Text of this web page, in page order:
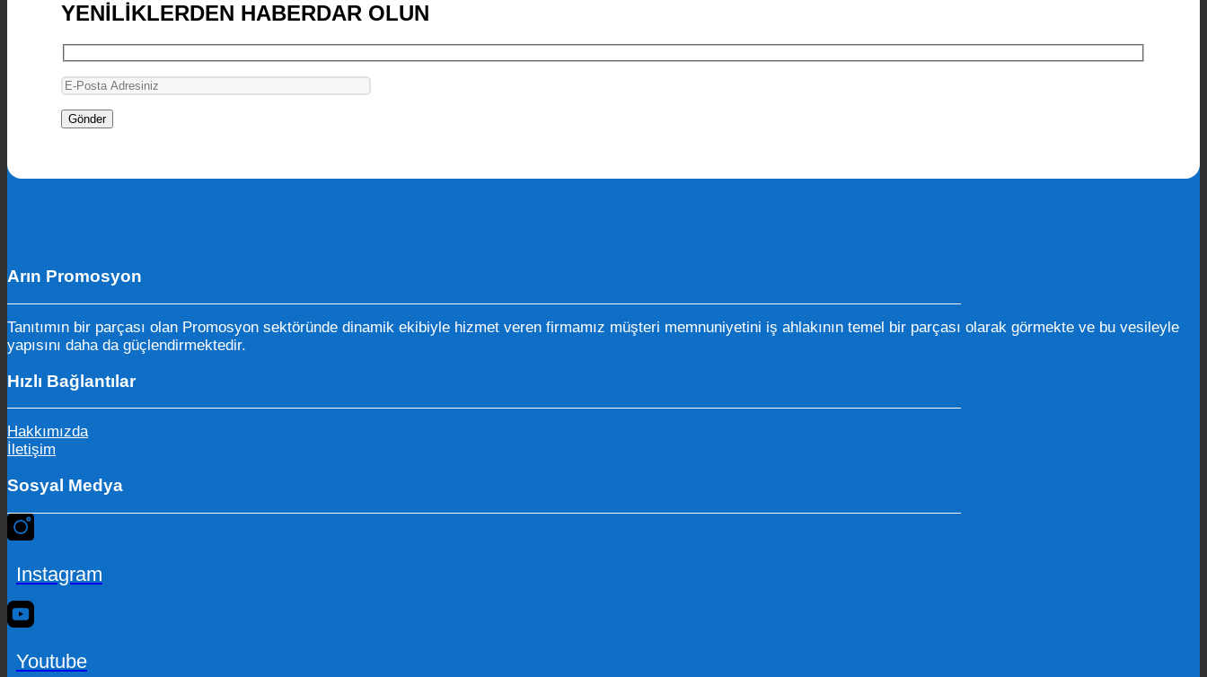
YENİLİKLERDEN HABERDAR OLUN
Arın Promosyon
Tanıtımın bir parçası olan Promosyon sektöründe dinamik ekibiyle hizmet veren firmamız müşteri memnuniyetini iş ahlakının temel bir parçası olarak görmekte ve bu vesileyle
yapısını daha da güçlendirmektedir.
Hızlı Bağlantılar
Hakkımızda
İletişim
Sosyal Medya
Instagram
Youtube